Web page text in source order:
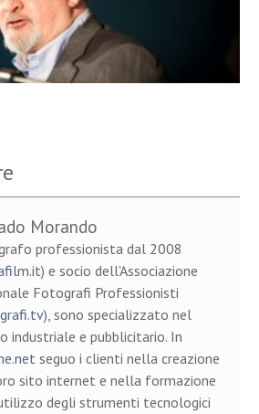
Morando
professionista dal 2008
) e socio dell'Associazione
Fotografi Professionisti
), sono specializzato nel
industriale e pubblicitario. In
seguo i clienti nella creazione
sito internet e nella formazione
degli strumenti tecnologici